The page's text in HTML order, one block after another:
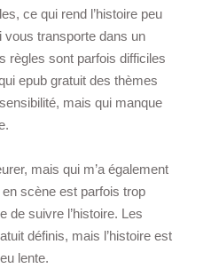
ce qui rend l’histoire peu
vous transporte dans un
règles sont parfois difficiles
epub gratuit des thèmes
mais qui manque
mais qui m’a également
en scène est parfois trop
de suivre l’histoire. Les
définis, mais l’histoire est
lente.